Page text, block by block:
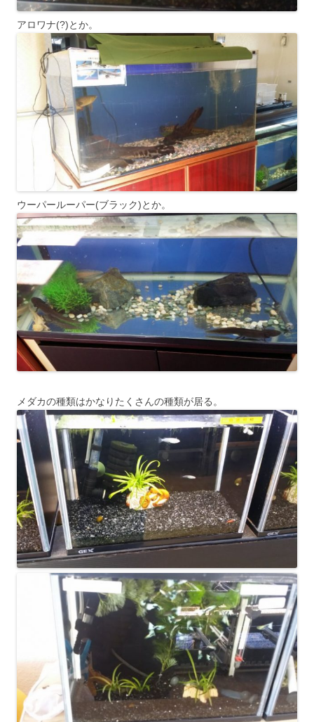
アロワナ(?)とか。
ウーパールーパー(ブラック)とか。
メダカの種類はかなりたくさんの種類が居る。